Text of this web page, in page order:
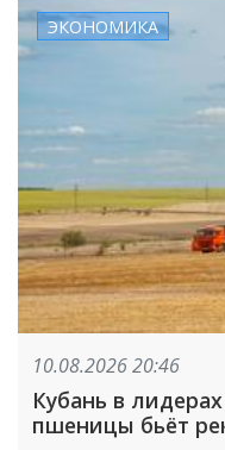
ЭКОНОМИКА
10.08.2026 20:46
Кубань в
пшеницы бьёт